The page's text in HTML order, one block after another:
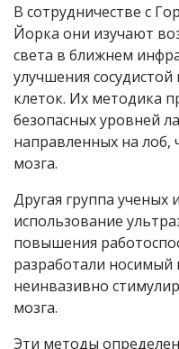
В сотрудничестве с
Йорка они изучают
света в ближнем
улучшения
клеток. Их методика
безопасных уровней
направленных на лоб,
мозга.
Другая группа ученых
использование
повышения
разработали
неинвазивно
мозга.
Эти методы